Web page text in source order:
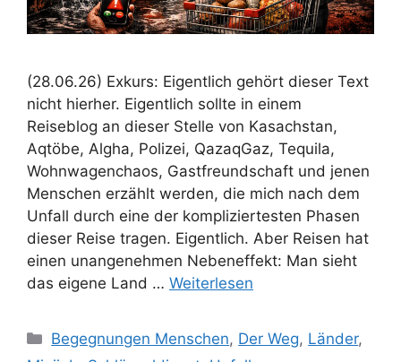
(28.06.26) Exkurs: Eigentlich gehört dieser Text
nicht hierher. Eigentlich sollte in einem
Reiseblog an dieser Stelle von Kasachstan,
Aqtöbe, Algha, Polizei, QazaqGaz, Tequila,
Wohnwagenchaos, Gastfreundschaft und jenen
Menschen erzählt werden, die mich nach dem
Unfall durch eine der kompliziertesten Phasen
dieser Reise tragen. Eigentlich. Aber Reisen hat
einen unangenehmen Nebeneffekt: Man sieht
das eigene Land … Weiterlesen
Kategorien
Begegnungen Menschen, Der Weg, Länder,